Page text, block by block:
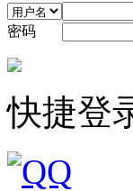
密码
快捷登